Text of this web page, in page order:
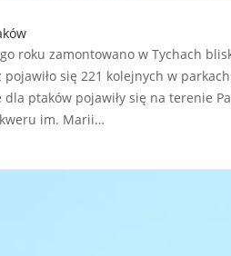
roku zamontowano w Tychach
się 221 kolejnych w
ptaków pojawiły się na terenie
im. Marii…